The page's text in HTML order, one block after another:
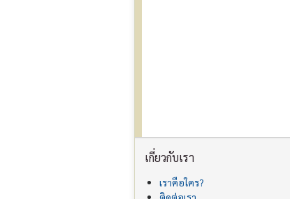
เกี่ยวกับเรา
เราคือใคร?